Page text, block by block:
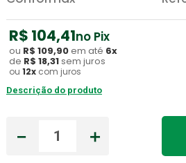
R$ 104,41no Pix
ou R$ 109,90em até 6x
de R$ 18,31 sem juros
ou 12x com juros
Descrição do produto
＋
－